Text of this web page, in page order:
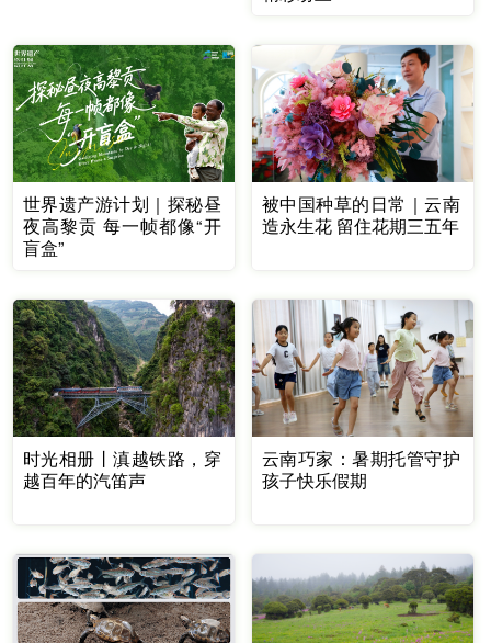
世界遗产游计划｜探秘昼
夜高黎贡 每一帧都像“开
盲盒”
被中国种草的日常｜云南
造永生花 留住花期三五年
时光相册丨滇越铁路，穿
越百年的汽笛声
云南巧家：暑期托管守护
孩子快乐假期